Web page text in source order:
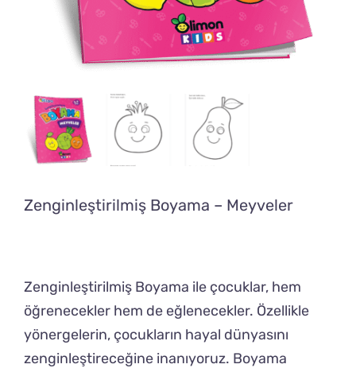
Zenginleştirilmiş Boyama – Meyveler
Zenginleştirilmiş Boyama ile çocuklar, hem
öğrenecekler hem de eğlenecekler. Özellikle
yönergelerin, çocukların hayal dünyasını
zenginleştireceğine inanıyoruz. Boyama